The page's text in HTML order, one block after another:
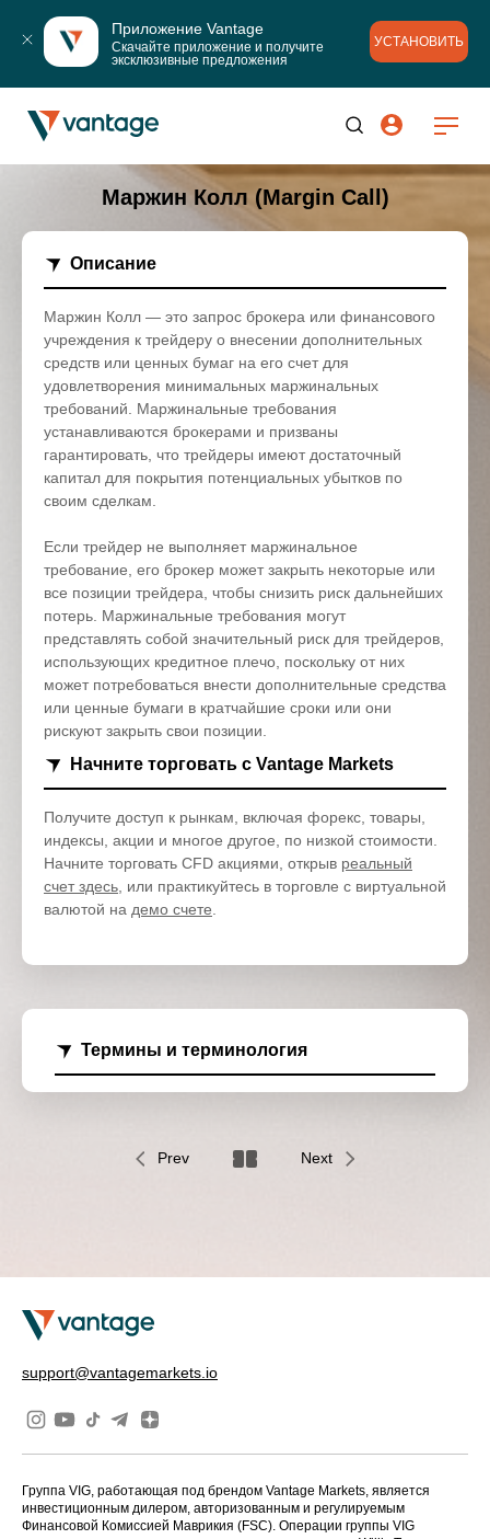
Приложение Vantage
Скачайте приложение и получите
эксклюзивные предложения
УСТАНОВИТЬ
Маржин Колл (Margin Call)
Описание
Маржин Колл — это запрос брокера или финансового
учреждения к трейдеру о внесении дополнительных
средств или ценных бумаг на его счет для
удовлетворения минимальных маржинальных
требований. Маржинальные требования
устанавливаются брокерами и призваны
гарантировать, что трейдеры имеют достаточный
капитал для покрытия потенциальных убытков по
своим сделкам.
Если трейдер не выполняет маржинальное
требование, его брокер может закрыть некоторые или
все позиции трейдера, чтобы снизить риск дальнейших
потерь. Маржинальные требования могут
представлять собой значительный риск для трейдеров,
использующих кредитное плечо, поскольку от них
может потребоваться внести дополнительные средства
или ценные бумаги в кратчайшие сроки или они
рискуют закрыть свои позиции.
Начните торговать с Vantage Markets
Получите доступ к рынкам, включая форекс, товары,
индексы, акции и многое другое, по низкой стоимости.
Начните торговать CFD акциями, открыв реальный
счет здесь , или практикуйтесь в торговле с виртуальной
валютой на демо счете
Термины и терминология
Prev Next
support@vantagemarkets.io
Группа VIG, работающая под брендом Vantage Markets, является
инвестиционным дилером, авторизованным и регулируемым
Финансовой Комиссией Маврикия (FSC). Операции группы VIG